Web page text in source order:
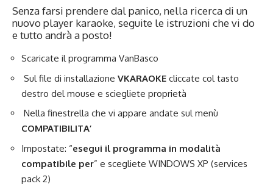
Senza farsi prendere dal panico, nella ricerca di un
nuovo player karaoke, seguite le istruzioni che vi do
e tutto andrà a posto!
Scaricate il programma VanBasco
Sul file di installazione VKARAOKE cliccate col tasto
destro del mouse e sciegliete proprietà
Nella finestrella che vi appare andate sul menù
COMPATIBILITA’
Impostate: “esegui il programma in modalità
compatibile per” e scegliete WINDOWS XP (services
pack 2)